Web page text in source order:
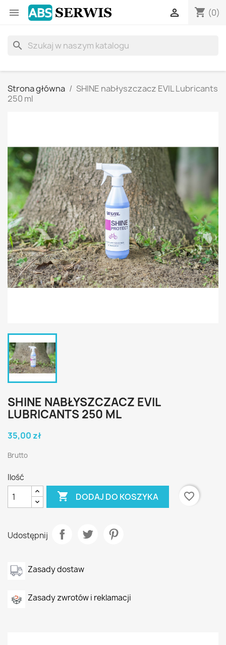
 shopping_cart (0)

search
Strona główna
SHINE nabłyszczacz EVIL Lubricants
250 ml
SHINE NABŁYSZCZACZ EVIL
LUBRICANTS 250 ML
35,00 zł
Brutto
Ilość
 DODAJ DO KOSZYKA favorite_border
Udostępnij
Zasady dostaw
Zasady zwrotów i reklamacji